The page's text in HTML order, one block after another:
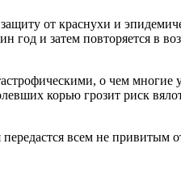
от краснухи и
год и затем повторяется в
о чем
корью грозит риск
всем не привитым